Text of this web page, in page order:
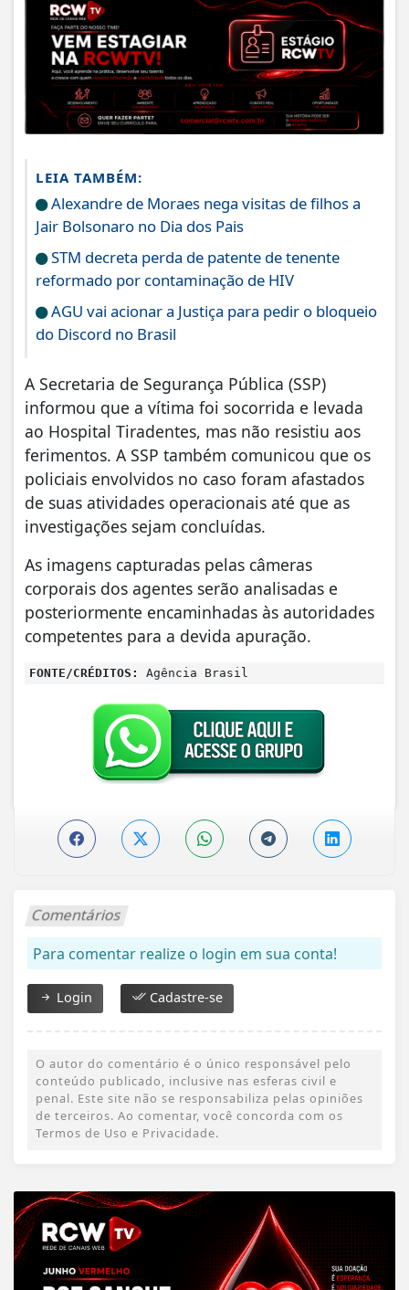
LEIA TAMBÉM:
Alexandre de Moraes nega visitas de filhos a
Jair Bolsonaro no Dia dos Pais
STM decreta perda de patente de tenente
reformado por contaminação de HIV
AGU vai acionar a Justiça para pedir o bloqueio
do Discord no Brasil
A Secretaria de Segurança Pública (SSP)
informou que a vítima foi socorrida e levada
ao Hospital Tiradentes, mas não resistiu aos
ferimentos. A SSP também comunicou que os
policiais envolvidos no caso foram afastados
de suas atividades operacionais até que as
investigações sejam concluídas.
As imagens capturadas pelas câmeras
corporais dos agentes serão analisadas e
posteriormente encaminhadas às autoridades
competentes para a devida apuração.
FONTE/CRÉDITOS: Agência Brasil
Comentários
Para comentar realize o login em sua conta!
Login Cadastre-se
O autor do comentário é o único responsável pelo
conteúdo publicado, inclusive nas esferas civil e
penal. Este site não se responsabiliza pelas opiniões
de terceiros. Ao comentar, você concorda com os
Termos de Uso e Privacidade.